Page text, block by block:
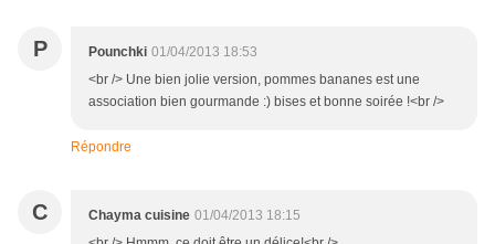
P Pounchki 01/04/2013 18:53
<br /> Une bien jolie version, pommes bananes est une
association bien gourmande :) bises et bonne soirée !<br />
Répondre
C Chayma cuisine 01/04/2013 18:15